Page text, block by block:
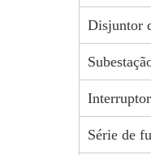
Disjuntor
Série de